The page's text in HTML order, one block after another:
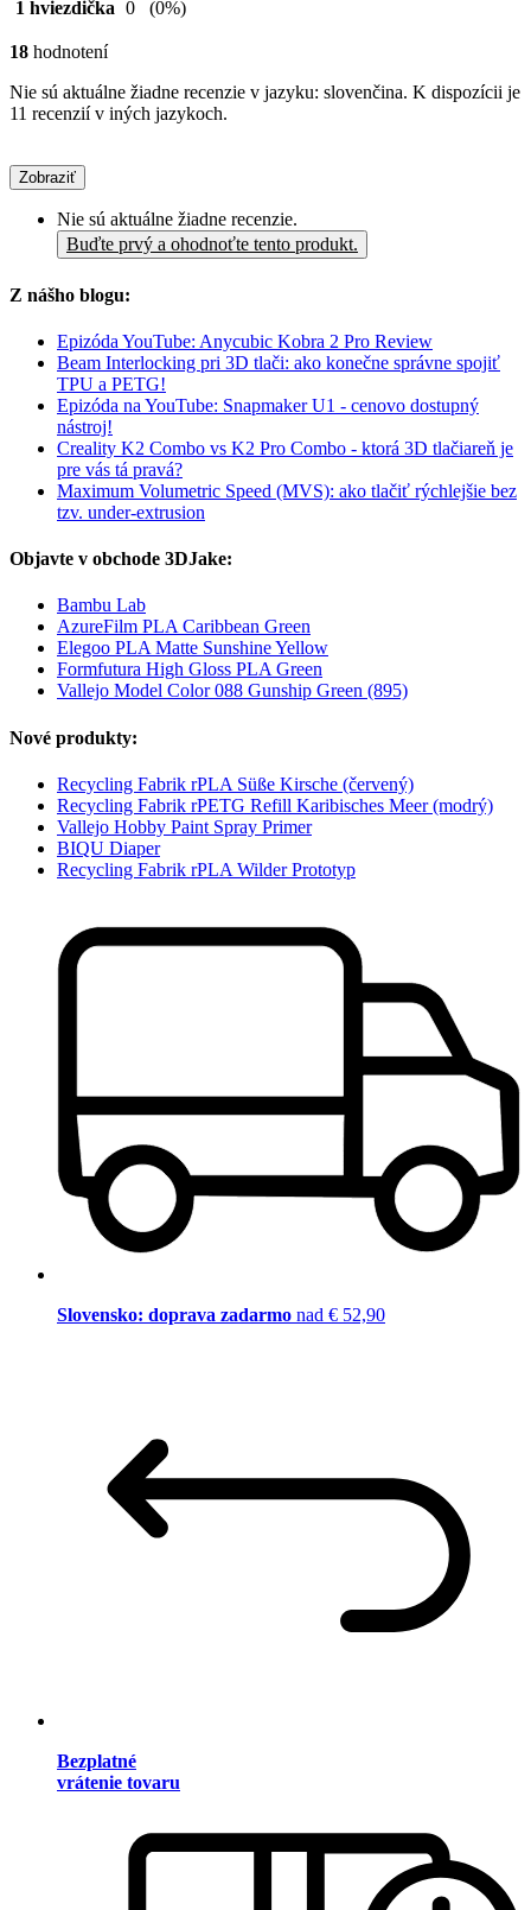
1 hviezdička 0 (0%)
18 hodnotení
Nie sú aktuálne žiadne recenzie v jazyku: slovenčina. K dispozícii je
11 recenzií v iných jazykoch.
Zobraziť
Nie sú aktuálne žiadne recenzie.
Buďte prvý a ohodnoťte tento produkt.
Z nášho blogu:
Epizóda YouTube: Anycubic Kobra 2 Pro Review
Beam Interlocking pri 3D tlači: ako konečne správne spojiť
TPU a PETG!
Epizóda na YouTube: Snapmaker U1 - cenovo dostupný
nástroj!
Creality K2 Combo vs K2 Pro Combo - ktorá 3D tlačiareň je
pre vás tá pravá?
Maximum Volumetric Speed (MVS): ako tlačiť rýchlejšie bez
tzv. under-extrusion
Objavte v obchode 3DJake:
Bambu Lab
AzureFilm PLA Caribbean Green
Elegoo PLA Matte Sunshine Yellow
Formfutura High Gloss PLA Green
Vallejo Model Color 088 Gunship Green (895)
Nové produkty:
Recycling Fabrik rPLA Süße Kirsche (červený)
Recycling Fabrik rPETG Refill Karibisches Meer (modrý)
Vallejo Hobby Paint Spray Primer
BIQU Diaper
Recycling Fabrik rPLA Wilder Prototyp
Slovensko: doprava zadarmo nad € 52,90
Bezplatné
vrátenie tovaru